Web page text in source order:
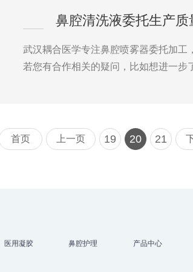
鼻腔清洗液委托生产
武汉耦合医学专注鼻腔喷雾器委托加工
若您有合作相关的疑问，比如想进一
首页 上一页 19 20 21
医用凝胶 鼻腔护理 产品中心